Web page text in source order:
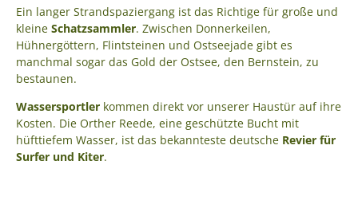
Ein langer Strandspaziergang ist das Richtige für große und
kleine Schatzsammler. Zwischen Donnerkeilen,
Hühnergöttern, Flintsteinen und Ostseejade gibt es
manchmal sogar das Gold der Ostsee, den Bernstein, zu
bestaunen.
Wassersportler kommen direkt vor unserer Haustür auf ihre
Kosten. Die Orther Reede, eine geschützte Bucht mit
hüfttiefem Wasser, ist das bekannteste deutsche Revier für
Surfer und Kiter.